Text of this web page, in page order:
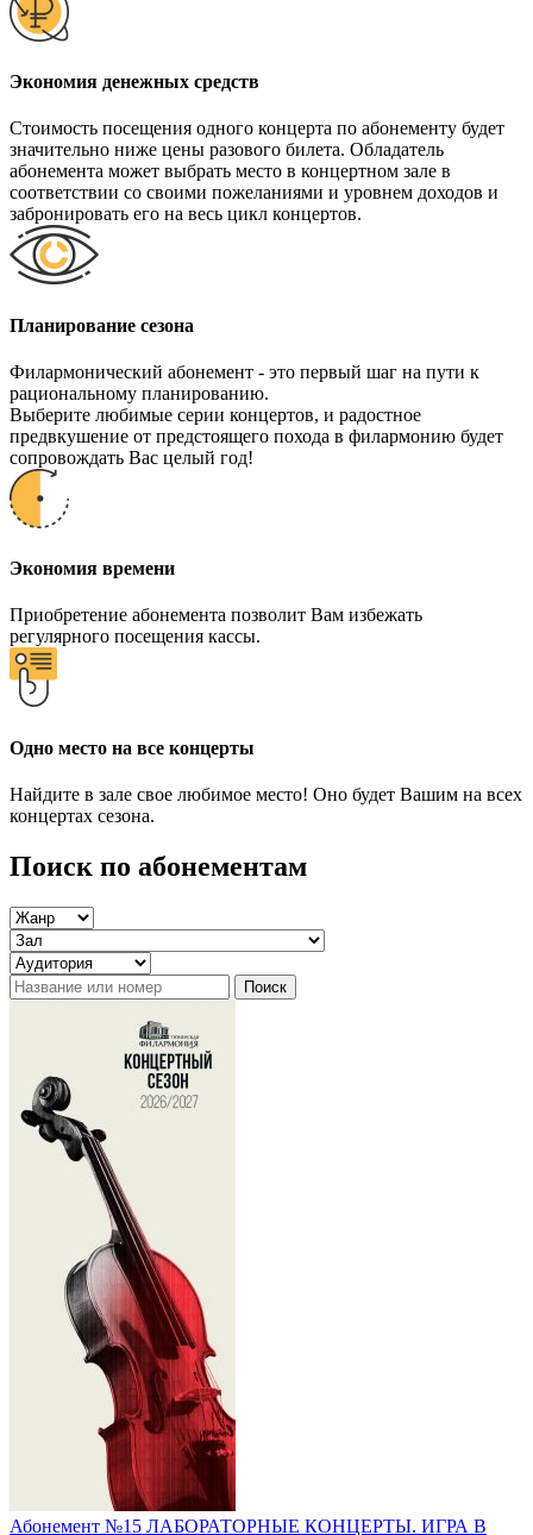
Экономия денежных средств
Cтоимость посещения одного концерта по абонементу будет
значительно ниже цены разового билета. Обладатель
абонемента может выбрать место в концертном зале в
соответствии со своими пожеланиями и уровнем доходов и
забронировать его на весь цикл концертов.
Планирование сезона
Филармонический абонемент - это первый шаг на пути к
рациональному планированию.
Выберите любимые серии концертов, и радостное
предвкушение от предстоящего похода в филармонию будет
сопровождать Вас целый год!
Экономия времени
Приобретение абонемента позволит Вам избежать
регулярного посещения кассы.
Одно место на все концерты
Найдите в зале свое любимое место! Оно будет Вашим на всех
концертах сезона.
Поиск по абонементам
Абонемент №15 ЛАБОРАТОРНЫЕ КОНЦЕРТЫ. ИГРА В